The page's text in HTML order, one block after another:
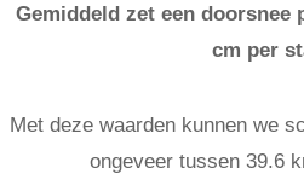
Gemiddeld zet een doorsnee
cm per
Met deze waarden kunnen we
ongeveer tussen 39.6